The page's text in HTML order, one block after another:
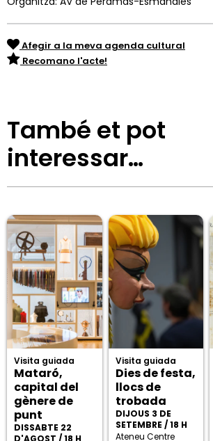
Afegir a la meva agenda cultural
Recomano l'acte!
També et pot
interessar…
Visita guiada
Mataró,
capital del
gènere de
punt
DISSABTE 22
D'AGOST / 18 H
Visita guiada
Dies de festa,
llocs de
trobada
DIJOUS 3 DE
SETEMBRE / 18 H
Ateneu Centre